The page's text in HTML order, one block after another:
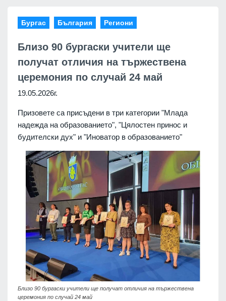
Бургас България Региони
Близо 90 бургаски учители ще
получат отличия на тържествена
церемония по случай 24 май
19.05.2026г.
Призовете са присъдени в три категории "Млада
надежда на образованието", "Цялостен принос и
будителски дух" и "Иноватор в образованието"
Близо 90 бургаски учители ще получат отличия на тържествена
церемония по случай 24 май